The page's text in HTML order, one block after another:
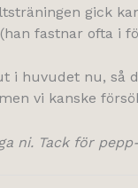
gick
fastnar ofta i
i huvudet nu, så
vi kanske
ni. Tack för